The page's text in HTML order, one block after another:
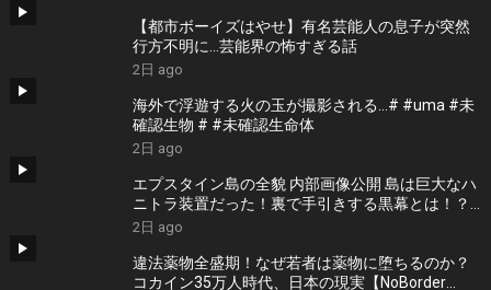
【都市ボーイズはやせ】有名芸能人の息子が突然
行方不明に…芸能界の怖すぎる話
2日 ago
海外で浮遊する火の玉が撮影される…# #uma #未
確認生物 # #未確認生命体
2日 ago
エプスタイン島の全貌 内部画像公開 島は巨大なハ
ニトラ装置だった！裏で手引きする黒幕とは！？
＜独特な視点の客が集まるBARシーズン3#8＞
2日 ago
違法薬物全盛期！なぜ若者は薬物に堕ちるのか？
コカイン35万人時代、日本の現実【NoBorder